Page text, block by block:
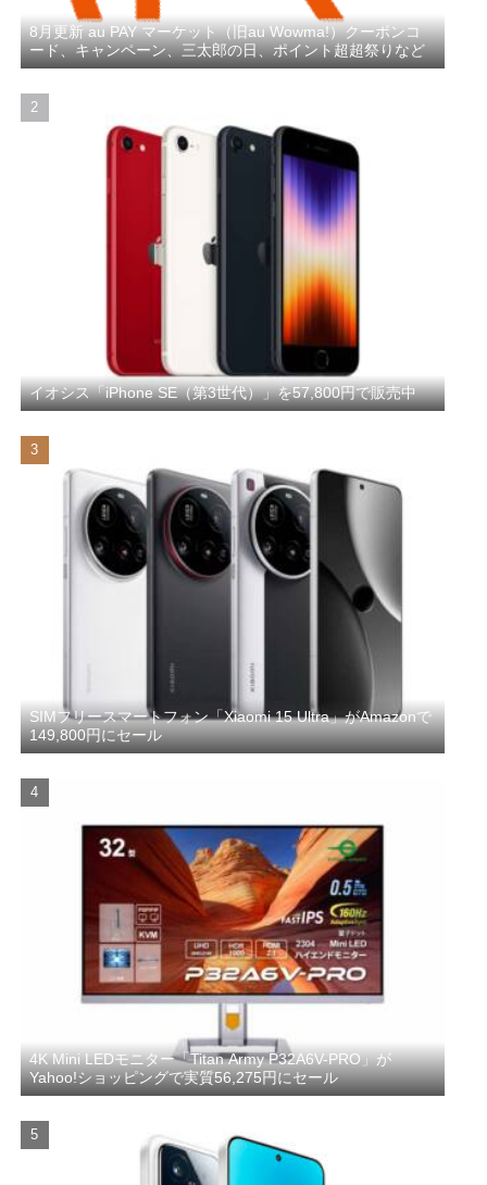
8月更新 au PAY マーケット（旧au Wowma!）クーポンコ
ード、キャンペーン、三太郎の日、ポイント超超祭りなど
イオシス「iPhone SE（第3世代）」を57,800円で販売中
SIMフリースマートフォン「Xiaomi 15 Ultra」がAmazonで
149,800円にセール
4K Mini LEDモニター「Titan Army P32A6V-PRO」が
Yahoo!ショッピングで実質56,275円にセール